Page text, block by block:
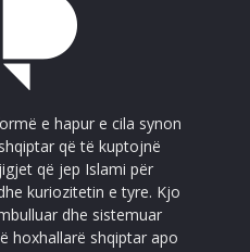
e hapur e cila synon
që të kuptojnë
që jep Islami për
kuriozitetin e tyre. Kjo
dhe sistemuar
hoxhallarë shqiptar apo